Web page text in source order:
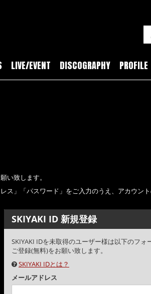
LIVE/EVENT DISCOGRAPHY PROFILE
い致します。
ス」「パスワード」をご入力のうえ、アカウン
SKIYAKI ID 新規登録
SKIYAKI IDを未取得のユーザー様は以下のフ
ご登録(無料)をお願い致します。
SKIYAKI IDとは？
メールアドレス